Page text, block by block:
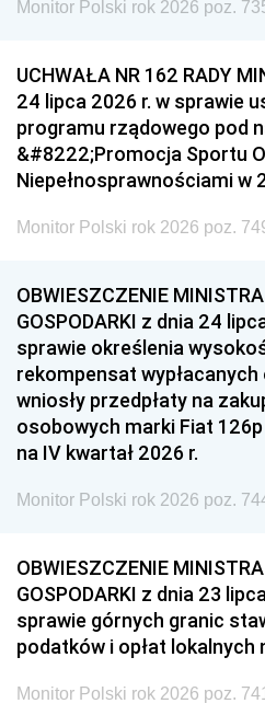
Monitor Polski rok 2026 poz.
UCHWAŁA NR 162 RADY
24 lipca 2026 r. w sprawie
programu rządowego pod
&#8222;Promocja Sportu
Niepełnosprawnościami w
Monitor Polski rok 2026 poz.
OBWIESZCZENIE
GOSPODARKI z dnia 24
sprawie określenia
rekompensat
wniosły przedpłaty na
osobowych marki Fiat 126p
na IV kwartał 2026 r.
Monitor Polski rok 2026 poz.
OBWIESZCZENIE
GOSPODARKI z dnia 23
sprawie górnych granic
podatków i opłat lokalnych
Monitor Polski rok 2026 poz. 741